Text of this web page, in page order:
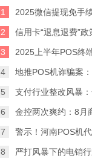
1 2025微信提现免手续费保姆级教
2 信用卡“退息退费”政策落
3 2025上半年POS终端厂商销量榜
4 地推POS机诈骗案：35人认罪
5 支付行业整改风暴：全行业
6 金控两次爽约：8月商户结算
7 警示！河南POS机代理商卖数据获
8 严打风暴下的电销行业：8月12支团